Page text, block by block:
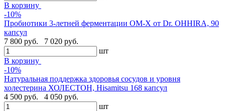
В корзину
-10%
Пробиотики 3-летней ферментации OM-X от Dr. OHHIRA, 90
капсул
7 800 руб.
7 020 руб.
шт
В корзину
-10%
Натуральная поддержка здоровья сосудов и уровня
холестерина ХОЛЕСТОН, Hisamitsu 168 капсул
4 500 руб.
4 050 руб.
шт